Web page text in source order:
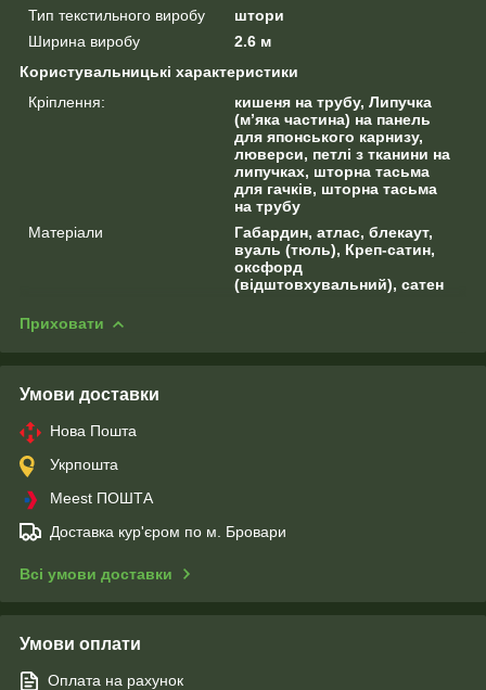
Тип текстильного виробу
штори
Ширина виробу
2.6 м
Користувальницькі характеристики
Кріплення:
кишеня на трубу, Липучка
(м’яка частина) на панель
для японського карнизу,
люверси, петлі з тканини на
липучках, шторна тасьма
для гачків, шторна тасьма
на трубу
Матеріали
Габардин, атлас, блекаут,
вуаль (тюль), Креп-сатин,
оксфорд
(відштовхувальний), сатен
Приховати
Умови доставки
Нова Пошта
Укрпошта
Meest ПОШТА
Доставка кур'єром по м. Бровари
Всі умови доставки
Умови оплати
Оплата на рахунок